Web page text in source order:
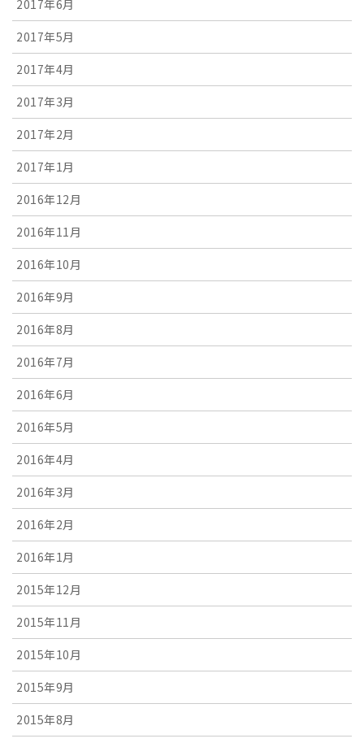
2017年6月
2017年5月
2017年4月
2017年3月
2017年2月
2017年1月
2016年12月
2016年11月
2016年10月
2016年9月
2016年8月
2016年7月
2016年6月
2016年5月
2016年4月
2016年3月
2016年2月
2016年1月
2015年12月
2015年11月
2015年10月
2015年9月
2015年8月